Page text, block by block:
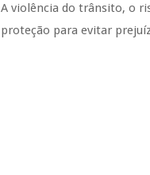
A violência do trânsito, o
proteção para evitar